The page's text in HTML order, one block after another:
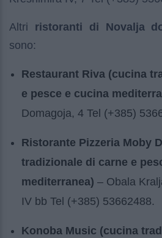
Altri ristoranti di Novalja
sono:
Restaurant Riva (cucina
e pesce e cucina
Domagoja, 4 Tel (+385)
Ristorante Pizzeria Moby
tradizionale di carne e
mediterranea) – Obala
IV bb Tel (+385) 53662488.
Konoba Music (cucina